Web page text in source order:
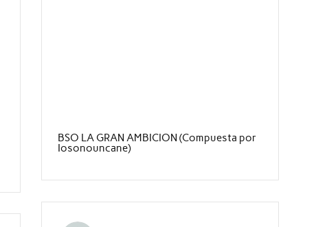
BSO LA GRAN AMBICION (Compuesta por
Iosonouncane)